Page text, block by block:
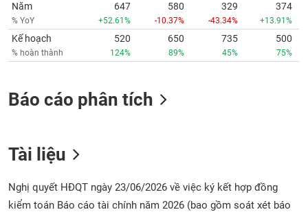
Năm
% YoY
647
+52.61%
580
-10.37%
329
-43.34%
374
+13.91%
Kế hoạch
% hoàn thành
520
124%
650
89%
735
45%
500
75%
Báo cáo phân tích
Tài liệu
Nghị quyết HĐQT ngày 23/06/2026 về việc ký kết hợp đồng
kiểm toán Báo cáo tài chính năm 2026 (bao gồm soát xét báo